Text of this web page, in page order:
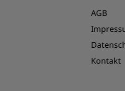
AGB
Kontakt